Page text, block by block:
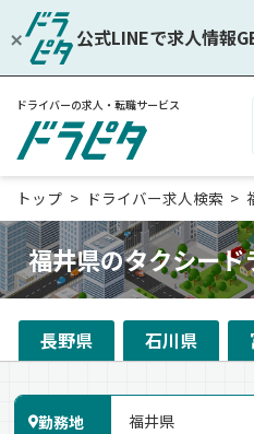
公式LINEで求人情報
ドライバーの求人・転職サービス
トップ ドライバー求人検索
福井県のタクシー
長野県 石川県
勤務地